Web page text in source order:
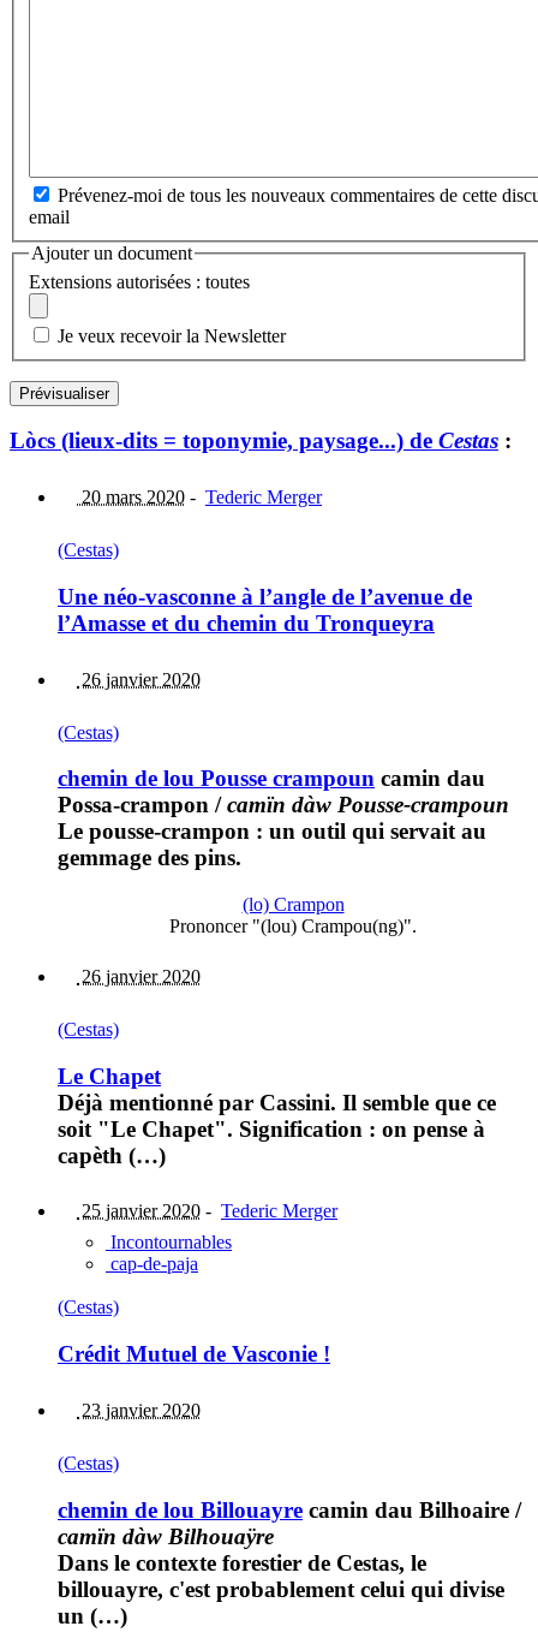
Prévenez-moi de tous les nouveaux commentaires de cette
email
Ajouter un document
Extensions autorisées : toutes
Je veux recevoir la Newsletter
Lòcs (lieux-dits = toponymie, paysage...) de Cestas :
20 mars 2020 - Tederic Merger
(Cestas)
Une néo-vasconne à l’angle de l’avenue de
l’Amasse et du chemin du Tronqueyra
26 janvier 2020
(Cestas)
chemin de lou Pousse crampoun camin dau
Possa-crampon /camïn dàw Pousse-crampoun
Le pousse-crampon : un outil qui servait au
gemmage des pins.
(lo) Crampon
Prononcer "(lou) Crampou(ng)".
26 janvier 2020
(Cestas)
Le Chapet
Déjà mentionné par Cassini. Il semble que ce
soit "Le Chapet". Signification : on pense à
capèth (…)
25 janvier 2020 - Tederic Merger
Incontournables
cap-de-paja
(Cestas)
Crédit Mutuel de Vasconie !
23 janvier 2020
(Cestas)
chemin de lou Billouayre camin dau Bilhoaire /
camïn dàw Bilhouaÿre
Dans le contexte forestier de Cestas, le
billouayre, c'est probablement celui qui divise
un (…)